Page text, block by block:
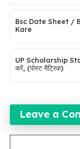
Bsc Date Sheet /
Kare
UP Scholarship
करें, (पोस्ट मैट्रिक)
Leave a